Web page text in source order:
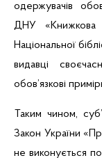
одержувачів
ДНУ «Книжкова
Національної
видавці
обов’язкові
Таким чином,
Закон України
не виконується